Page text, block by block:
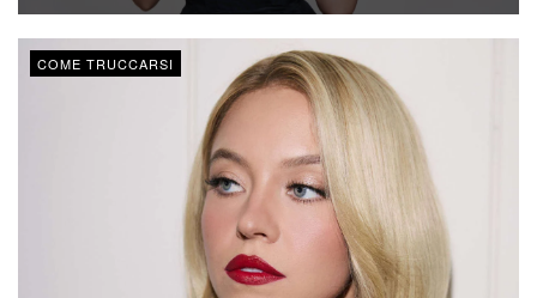
COME TRUCCARSI